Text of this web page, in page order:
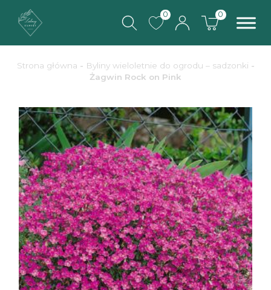
0 0
Strona główna - Byliny wieloletnie do ogrodu – sadzonki -
Żagwin Rock on Pink